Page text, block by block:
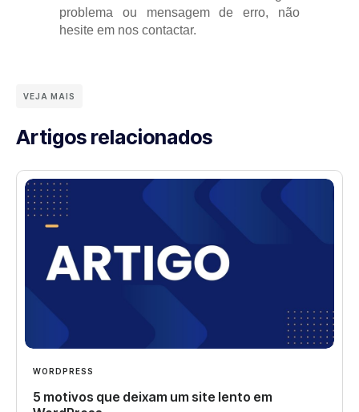
problema ou mensagem de erro, não
hesite em nos contactar.
VEJA MAIS
Artigos relacionados
WORDPRESS
5 motivos que deixam um site lento em